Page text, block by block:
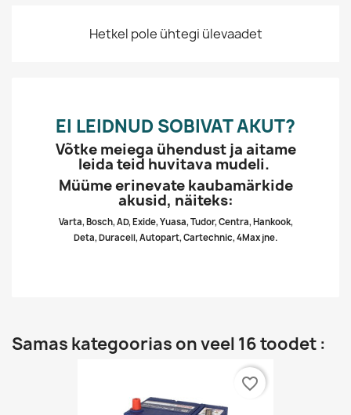
Hetkel pole ühtegi ülevaadet
EI LEIDNUD SOBIVAT AKUT?
Võtke meiega ühendust ja aitame
leida teid huvitava mudeli.
Müüme erinevate kaubamärkide
akusid, näiteks:
Varta, Bosch, AD, Exide, Yuasa, Tudor, Centra, Hankook,
Deta, Duracell, Autopart, Cartechnic, 4Max jne.
Samas kategoorias on veel 16 toodet :
favorite_border